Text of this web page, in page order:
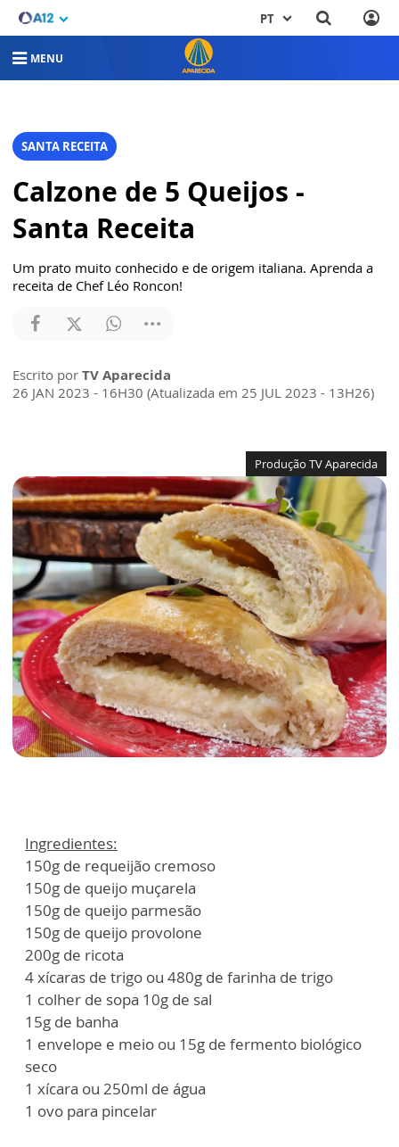
PT
MENU
SANTA RECEITA
Calzone de 5 Queijos -
Santa Receita
Um prato muito conhecido e de origem italiana. Aprenda a
receita de Chef Léo Roncon!
Escrito por TV Aparecida
26 JAN 2023 - 16H30 (Atualizada em 25 JUL 2023 - 13H26)
Produção TV Aparecida
Ingredientes:
150g de requeijão cremoso
150g de queijo muçarela
150g de queijo parmesão
150g de queijo provolone
200g de ricota
4 xícaras de trigo ou 480g de farinha de trigo
1 colher de sopa 10g de sal
15g de banha
1 envelope e meio ou 15g de fermento biológico
seco
1 xícara ou 250ml de água
1 ovo para pincelar